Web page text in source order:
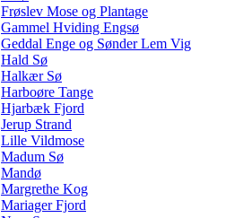
Frøslev Mose og Plantage
Gammel Hviding Engsø
Geddal Enge og Sønder Lem Vig
Hald Sø
Halkær Sø
Harboøre Tange
Hjarbæk Fjord
Jerup Strand
Lille Vildmose
Madum Sø
Mandø
Margrethe Kog
Mariager Fjord